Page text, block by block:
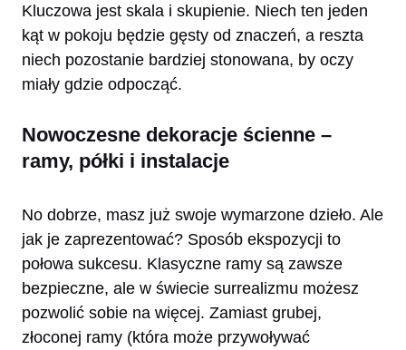
Kluczowa jest skala i skupienie. Niech ten jeden
kąt w pokoju będzie gęsty od znaczeń, a reszta
niech pozostanie bardziej stonowana, by oczy
miały gdzie odpocząć.
Nowoczesne dekoracje ścienne –
ramy, półki i instalacje
No dobrze, masz już swoje wymarzone dzieło. Ale
jak je zaprezentować? Sposób ekspozycji to
połowa sukcesu. Klasyczne ramy są zawsze
bezpieczne, ale w świecie surrealizmu możesz
pozwolić sobie na więcej. Zamiast grubej,
złoconej ramy (która może przywoływać